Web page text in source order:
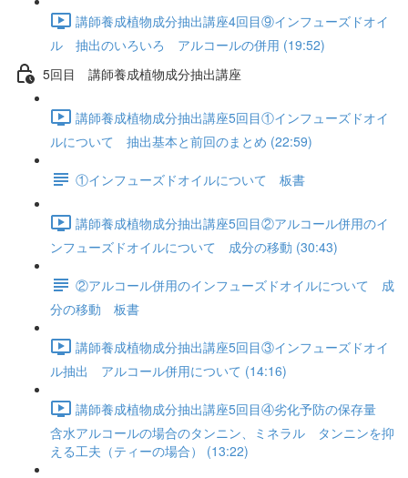
講師養成植物成分抽出講座4回目⑨インフューズドオイ
ル 抽出のいろいろ アルコールの併用 (19:52)
5回目 講師養成植物成分抽出講座
講師養成植物成分抽出講座5回目①インフューズドオイ
ルについて 抽出基本と前回のまとめ (22:59)
①インフューズドオイルについて 板書
講師養成植物成分抽出講座5回目②アルコール併用のイ
ンフューズドオイルについて 成分の移動 (30:43)
②アルコール併用のインフューズドオイルについて 成
分の移動 板書
講師養成植物成分抽出講座5回目③インフューズドオイ
ル抽出 アルコール併用について (14:16)
講師養成植物成分抽出講座5回目④劣化予防の保存量
含水アルコールの場合のタンニン、ミネラル タンニンを抑
える工夫（ティーの場合） (13:22)